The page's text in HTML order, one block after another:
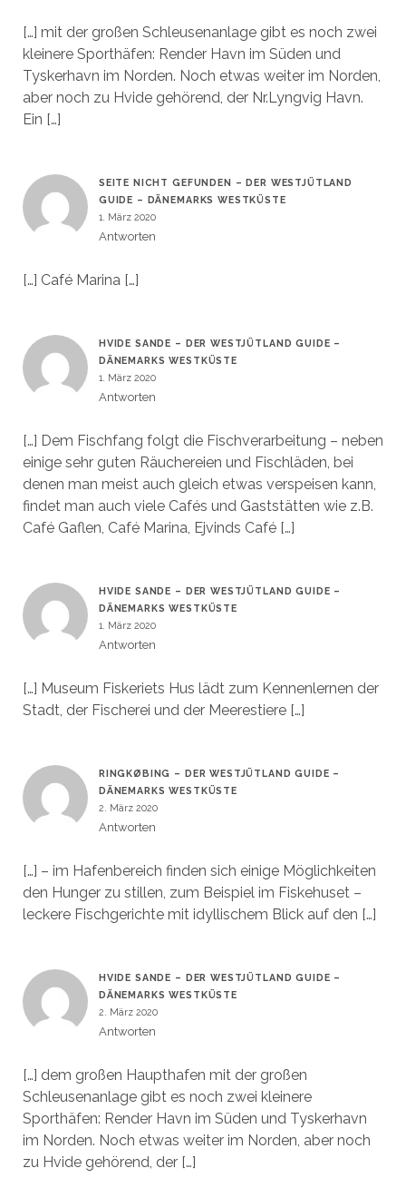
[…] mit der großen Schleusenanlage gibt es noch zwei
kleinere Sporthäfen: Render Havn im Süden und
Tyskerhavn im Norden. Noch etwas weiter im Norden,
aber noch zu Hvide gehörend, der Nr.Lyngvig Havn.
Ein […]
SEITE NICHT GEFUNDEN – DER WESTJÜTLAND
GUIDE – DÄNEMARKS WESTKÜSTE
1. März 2020
Antworten
[…] Café Marina […]
HVIDE SANDE – DER WESTJÜTLAND GUIDE –
DÄNEMARKS WESTKÜSTE
1. März 2020
Antworten
[…] Dem Fischfang folgt die Fischverarbeitung – neben
einige sehr guten Räuchereien und Fischläden, bei
denen man meist auch gleich etwas verspeisen kann,
findet man auch viele Cafés und Gaststätten wie z.B.
Café Gaflen, Café Marina, Ejvinds Café […]
HVIDE SANDE – DER WESTJÜTLAND GUIDE –
DÄNEMARKS WESTKÜSTE
1. März 2020
Antworten
[…] Museum Fiskeriets Hus lädt zum Kennenlernen der
Stadt, der Fischerei und der Meerestiere […]
RINGKØBING – DER WESTJÜTLAND GUIDE –
DÄNEMARKS WESTKÜSTE
2. März 2020
Antworten
[…] – im Hafenbereich finden sich einige Möglichkeiten
den Hunger zu stillen, zum Beispiel im Fiskehuset –
leckere Fischgerichte mit idyllischem Blick auf den […]
HVIDE SANDE – DER WESTJÜTLAND GUIDE –
DÄNEMARKS WESTKÜSTE
2. März 2020
Antworten
[…] dem großen Haupthafen mit der großen
Schleusenanlage gibt es noch zwei kleinere
Sporthäfen: Render Havn im Süden und Tyskerhavn
im Norden. Noch etwas weiter im Norden, aber noch
zu Hvide gehörend, der […]